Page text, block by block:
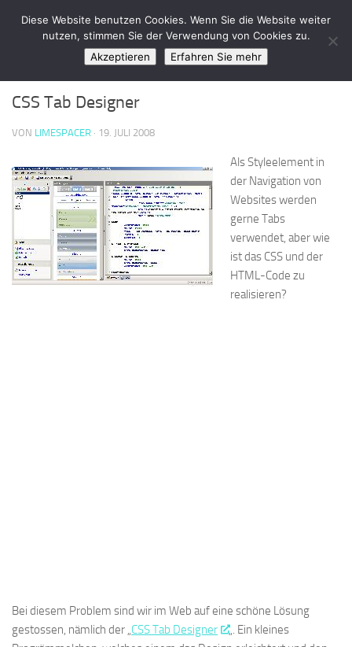
Zum Inhalt springen
LimeSpace - IT
WEBDESIGN & PHP
CSS Tab Designer
VON LIMESPACER · 19. JULI 2008
Als Styleelement in
der Navigation von
Websites werden
gerne Tabs
verwendet, aber wie
ist das CSS und der
HTML-Code zu
realisieren?
Bei diesem Problem sind wir im Web auf eine schöne Lösung
gestossen, nämlich der „CSS Tab Designer
„. Ein kleines
Diese Website benutzen Cookies. Wenn Sie die Website weiter
nutzen, stimmen Sie der Verwendung von Cookies zu.
Akzeptieren
Erfahren Sie mehr